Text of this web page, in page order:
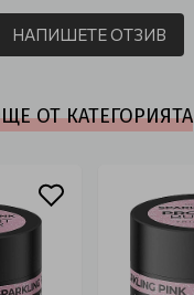
НАПИШЕТЕ ОТЗИВ
ОТ КАТЕГОРИЯТА